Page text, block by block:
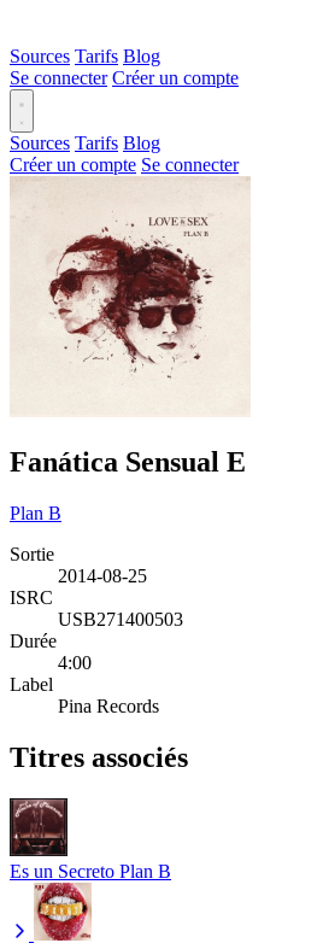
Sources Tarifs Blog
Se connecter Créer un compte
Sources Tarifs Blog
Créer un compte Se connecter
Fanática Sensual E
Plan B
Sortie
2014-08-25
ISRC
USB271400503
Durée
4:00
Label
Pina Records
Titres associés
Es un Secreto Plan B